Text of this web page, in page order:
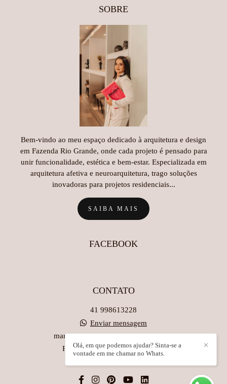
SOBRE
Bem-vindo ao meu espaço dedicado à arquitetura e design
em Fazenda Rio Grande, onde cada projeto é pensado para
unir funcionalidade, estética e bem-estar. Especializada em
arquitetura afetiva e neuroarquitetura, trago soluções
inovadoras para projetos residenciais...
SAIBA MAIS
FACEBOOK
CONTATO
41 998613228
Enviar mensagem
maristelabassaniarquiteta@gmail.com
Rua São Dionisío, 541 - Estados
✕
Olá, em que podemos ajudar? Sinta-se a
vontade em me chamar no Whats.